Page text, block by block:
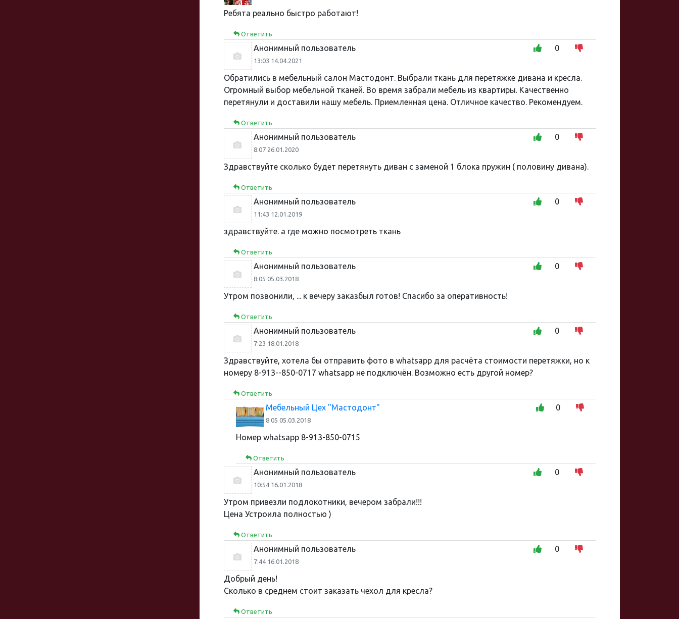
Ребята реально быстро работают!
Ответить
Анонимный пользователь
13:03 14.04.2021
0
Обратились в мебельный салон Мастодонт. Выбрали ткань для перетяжке дивана и кресла.
Огромный выбор мебельной тканей. Во время забрали мебель из квартиры. Качественно
перетянули и доставили нашу мебель. Приемленная цена. Отличное качество. Рекомендуем.
Ответить
Анонимный пользователь
8:07 26.01.2020
0
Здравствуйте сколько будет перетянуть диван с заменой 1 блока пружин ( половину дивана).
Ответить
Анонимный пользователь
11:43 12.01.2019
0
здравствуйте. а где можно посмотреть ткань
Ответить
Анонимный пользователь
8:05 05.03.2018
0
Утром позвонили, ... к вечеру заказбыл готов! Спасибо за оперативность!
Ответить
Анонимный пользователь
7:23 18.01.2018
0
Здравствуйте, хотела бы отправить фото в whatsapp для расчёта стоимости перетяжки, но к
номеру 8-913--850-0717 whatsapp не подключён. Возможно есть другой номер?
Ответить
Мебельный Цех "Мастодонт"
8:05 05.03.2018
0
Номер whatsapp 8-913-850-0715
Ответить
Анонимный пользователь
10:54 16.01.2018
0
Утром привезли подлокотники, вечером забрали!!!
Цена Устроила полностью )
Ответить
Анонимный пользователь
7:44 16.01.2018
0
Добрый день!
Сколько в среднем стоит заказать чехол для кресла?
Ответить